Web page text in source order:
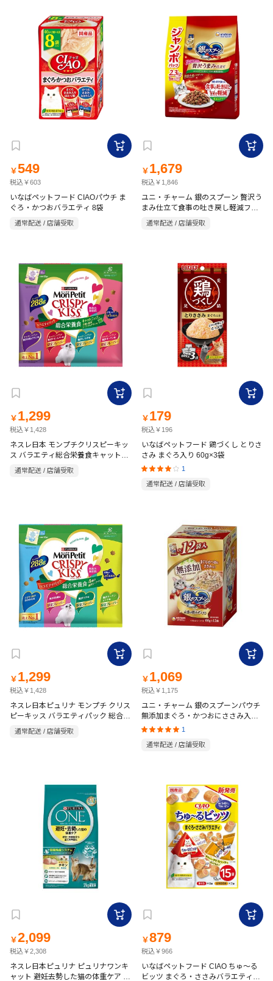
￥549
税込￥603
いなばペットフード CIAOパウチ ま
ぐろ・かつおバラエティ 8袋
通常配送 / 店舗受取
￥ 1,679
税込￥1,846
ユニ・チャーム 銀のスプーン 贅沢う
まみ仕立て食事の吐き戻し軽減フー
ドまぐろ・かつお・煮干し・ささ
み・緑黄色野菜味 2.3kg
通常配送 / 店舗受取
￥ 1,299
税込￥1,428
ネスレ日本 モンプチクリスピーキッ
ス バラエティ総合栄養食キャットニ
ップ入り４種の贅沢シーフード＆チ
キン味 312g
通常配送 / 店舗受取
￥ 179
税込￥196
いなばペットフード 鶏づくし とりさ
さみ まぐろ入り 60g×3袋
1
通常配送 / 店舗受取
￥ 1,299
税込￥1,428
ネスレ日本ピュリナ モンプチ クリス
ピーキッス バラエティパック 総合栄
養食 4種の贅沢シーフード 288g
通常配送 / 店舗受取
￥ 1,069
税込￥1,175
ユニ・チャーム 銀のスプーンパウチ
無添加まぐろ・かつおにささみ入り
60g×12袋
1
通常配送 / 店舗受取
￥2,099
税込￥2,308
ネスレ日本ピュリナ ピュリナワンキ
ャット 避妊去勢した猫の体重ケア チ
￥879
税込￥966
いなばペットフード CIAO ちゅ～る
ビッツ まぐろ・ささみバラエティ